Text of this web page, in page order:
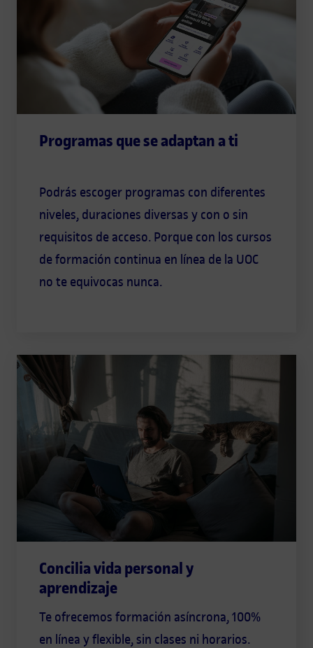
Programas que se adaptan a ti
Podrás escoger programas con diferentes
niveles, duraciones diversas y con o sin
requisitos de acceso. Porque con los cursos
de formación continua en línea de la UOC
no te equivocas nunca.
Concilia vida personal y
aprendizaje
Te ofrecemos formación asíncrona, 100%
en línea y flexible, sin clases ni horarios.